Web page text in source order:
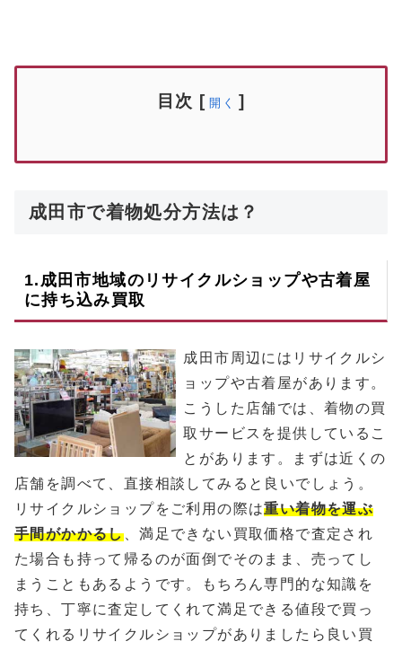
目次 [ 開く ]
成田市で着物処分方法は？
1. 成田市地域のリサイクルショップや古着屋
に持ち込み買取
成田市周辺にはリサイクルシ
ョップや古着屋があります。
こうした店舗では、着物の買
取サービスを提供しているこ
とがあります。まずは近くの
店舗を調べて、直接相談してみると良いでしょう。
リサイクルショップをご利用の際は重い着物を運ぶ
手間がかかるし、満足できない買取価格で査定され
た場合も持って帰るのが面倒でそのまま、売ってし
まうこともあるようです。もちろん専門的な知識を
持ち、丁寧に査定してくれて満足できる値段で買っ
てくれるリサイクルショップがありましたら良い買